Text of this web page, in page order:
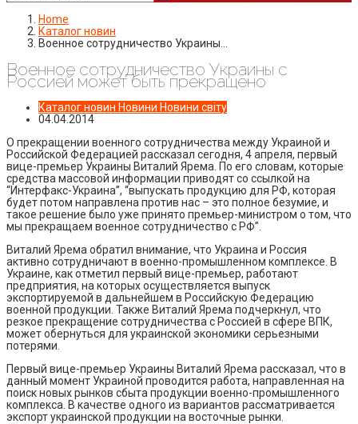
Home
Каталог новин
Военное сотрудничество Украины…
Военное сотрудничество Украины с
Россией может быть прекращено
Каталог новин Новини Новини світу
04.04.2014
О прекращении военного сотрудничества между Украиной и
Российской Федерацией рассказал сегодня, 4 апреля, первый
вице-премьер Украины Виталий Ярема. По его словам, которые
средства массовой информации приводят со ссылкой на
“Интерфакс-Украина”, “выпускать продукцию для РФ, которая
будет потом направлена против нас – это полное безумие, и
такое решение было уже принято премьер-министром о том, что
мы прекращаем военное сотрудничество с РФ”.
Виталий Ярема обратил внимание, что Украина и Россия
активно сотрудничают в военно-промышленном комплексе. В
Украине, как отметил первый вице-премьер, работают
предприятия, на которых осуществляется выпуск
экспортируемой в дальнейшем в Российскую Федерацию
военной продукции. Также Виталий Ярема подчеркнул, что
резкое прекращение сотрудничества с Россией в сфере ВПК,
может обернуться для украинской экономики серьезными
потерями.
Первый вице-премьер Украины Виталий Ярема рассказал, что в
данный момент Украиной проводится работа, направленная на
поиск новых рынков сбыта продукции военно-промышленного
комплекса. В качестве одного из вариантов рассматривается
экспорт украинской продукции на восточные рынки.